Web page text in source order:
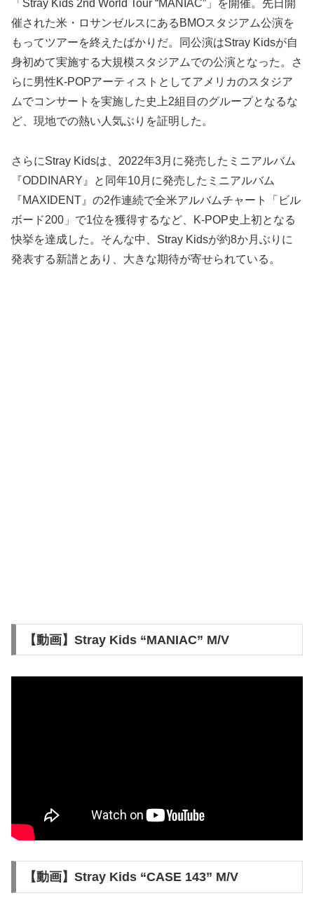
「Stray Kids 2nd World Tour “MANIAC”」を開催。先日開
催された米・ロサンゼルスにあるBMOスタジアム公演を
もってツアーを終えたばかりだ。同公演はStray Kidsが自
身初めて実施する大規模スタジアムでの公演となった。さ
らに男性K-POPアーティストとしてアメリカのスタジア
ムでコンサートを実施した史上2組目のグループとなるな
ど、現地での熱い人気ぶりを証明した。
さらにStray Kidsは、2022年3月に発売したミニアルバム
『ODDINARY』と同年10月に発売したミニアルバム
『MAXIDENT』の2作連続で全米アルバムチャート「ビル
ボード200」で1位を獲得するなど、K-POP史上初となる
快挙を達成した。そんな中、Stray Kidsが約8か月ぶりに
発表する新譜とあり、大きな期待が寄せられている。
【動画】Stray Kids “MANIAC” M/V
【動画】Stray Kids “CASE 143” M/V